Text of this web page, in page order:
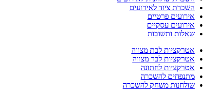
השכרת ציוד לאירועים
אירועים פרטיים
אירועים עסקיים
שאלות ותשובות
אטרקציות לבת מצווה
אטרקציות לבר מצווה
אטרקציות לחתונה
מתנפחים להשכרה
שולחנות משחק להשכרה